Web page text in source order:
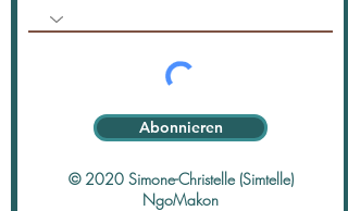
Abonnieren
© 2020 Simone-Christelle (Simtelle)
NgoMakon